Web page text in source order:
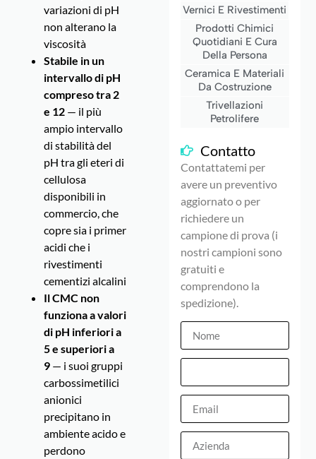
variazioni di pH
non alterano la
viscosità
Stabile in un
intervallo di pH
compreso tra 2
e 12 — il più
ampio intervallo
di stabilità del
pH tra gli eteri di
cellulosa
disponibili in
commercio, che
copre sia i primer
acidi che i
rivestimenti
cementizi alcalini
Il CMC non
funziona a valori
di pH inferiori a
5 e superiori a
9 — i suoi gruppi
carbossimetilici
anionici
precipitano in
ambiente acido e
perdono
Vernici E Rivestimenti
Prodotti Chimici
Quotidiani E Cura
Della Persona
Ceramica E Materiali
Da Costruzione
Trivellazioni
Petrolifere
Contatto
Contattatemi per
avere un preventivo
aggiornato o per
richiedere un
campione di prova (i
nostri campioni sono
gratuiti e
comprendono la
spedizione).